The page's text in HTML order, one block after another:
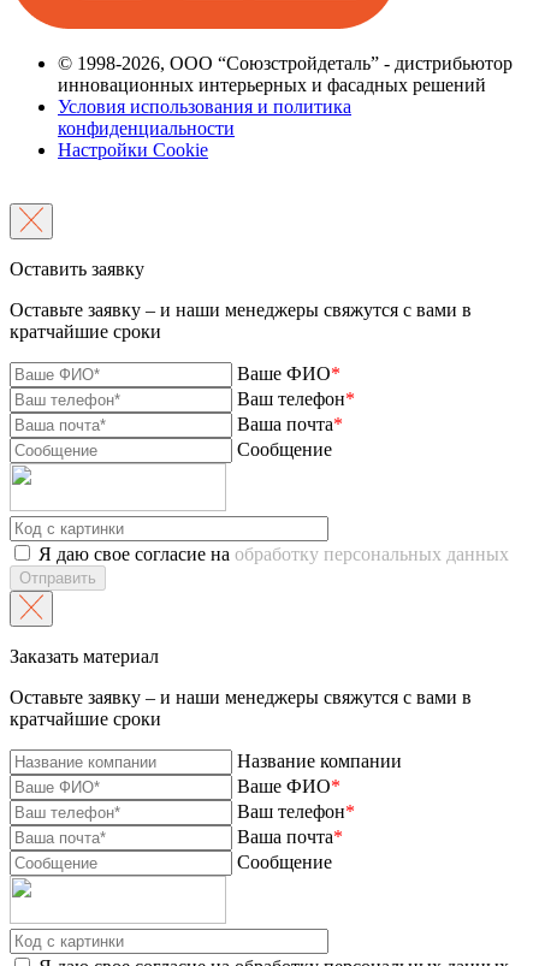
© 1998-2026, ООО “Союзстройдеталь” - дистрибьютор
инновационных интерьерных и фасадных решений
Условия использования и политика
конфиденциальности
Настройки Cookie
Оставить заявку
Оставьте заявку – и наши менеджеры свяжутся с вами в
кратчайшие сроки
Ваше ФИО*
Ваш телефон*
Ваша почта*
Сообщение
Я даю свое согласие на обработку персональных данных
Отправить
Заказать материал
Оставьте заявку – и наши менеджеры свяжутся с вами в
кратчайшие сроки
Название компании
Ваше ФИО*
Ваш телефон*
Ваша почта*
Сообщение